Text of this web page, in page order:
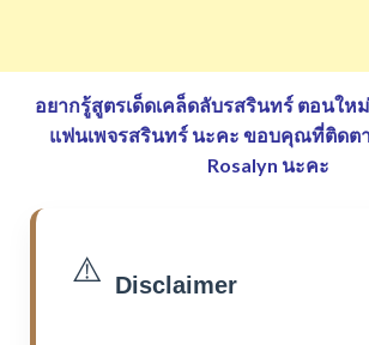
อยากรู้สูตรเด็ดเคล็ดลับรสรินทร์ ตอนให
แฟนเพจรสรินทร์ นะคะ ขอบคุณที่ติดต
Rosalyn นะคะ
⚠️ Disclaimer